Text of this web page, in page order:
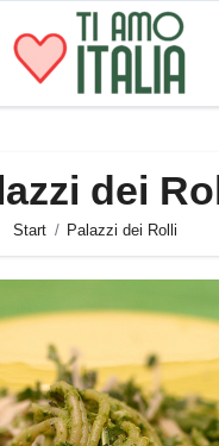
dei
Start Palazzi dei Rolli